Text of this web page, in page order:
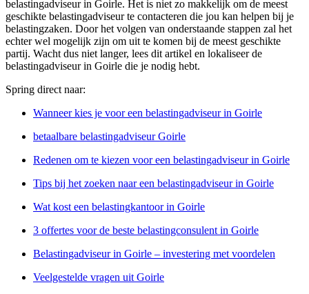
belastingadviseur in Goirle. Het is niet zo makkelijk om de meest
geschikte belastingadviseur te contacteren die jou kan helpen bij je
belastingzaken. Door het volgen van onderstaande stappen zal het
echter wel mogelijk zijn om uit te komen bij de meest geschikte
partij. Wacht dus niet langer, lees dit artikel en lokaliseer de
belastingadviseur in Goirle die je nodig hebt.
Spring direct naar:
Wanneer kies je voor een belastingadviseur in Goirle
betaalbare belastingadviseur Goirle
Redenen om te kiezen voor een belastingadviseur in Goirle
Tips bij het zoeken naar een belastingadviseur in Goirle
Wat kost een belastingkantoor in Goirle
3 offertes voor de beste belastingconsulent in Goirle
Belastingadviseur in Goirle – investering met voordelen
Veelgestelde vragen uit Goirle